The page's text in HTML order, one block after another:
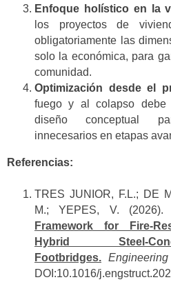
Enfoque holístico en la
los proyectos de
obligatoriamente las
solo la económica, para
comunidad.
Optimización desde el
fuego y al colapso
diseño conceptual
innecesarios en etapas
Referencias:
TRES JUNIOR, F.L.; DE
M.; YEPES, V. (2026).
Framework for Fire-
Hybrid Steel-
Footbridges.
DOI:10.1016/